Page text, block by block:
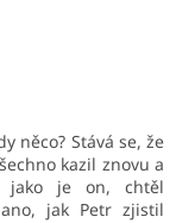
něco? Stává se, že
kazil znovu a
jako je on, chtěl
jak Petr zjistil